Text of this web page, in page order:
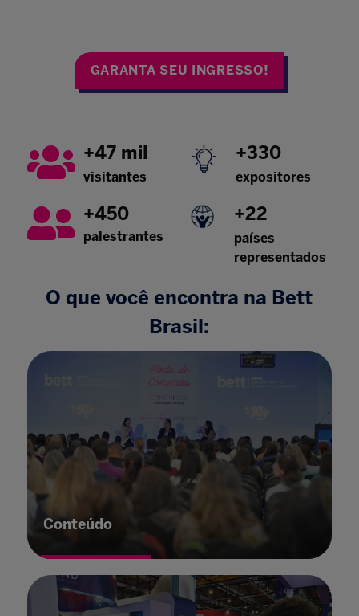
GARANTA SEU INGRESSO!
+47 mil
visitantes
+330
expositores
+450
palestrantes
+22
países
representados
O que você encontra na Bett
Brasil:
Conteúdo